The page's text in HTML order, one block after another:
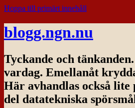
Hoppa till primärt innehåll
blogg.ngn.nu
Tyckande och
vardag. Emellanåt
Här avhandlas också lite
del datatekniska